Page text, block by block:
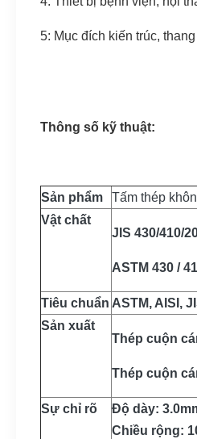
5: Mục đích kiến ​​trúc,
Thông số kỹ thuật:
Sản phẩm
Tấm thép
Vật chất
JIS 430/410/
ASTM 430 /
Tiêu chuẩn ASTM, AISI,
Sản xuất
Thép cuộn
Thép cuộn
Sự chỉ rõ
Độ dày:
Chiều rộng: